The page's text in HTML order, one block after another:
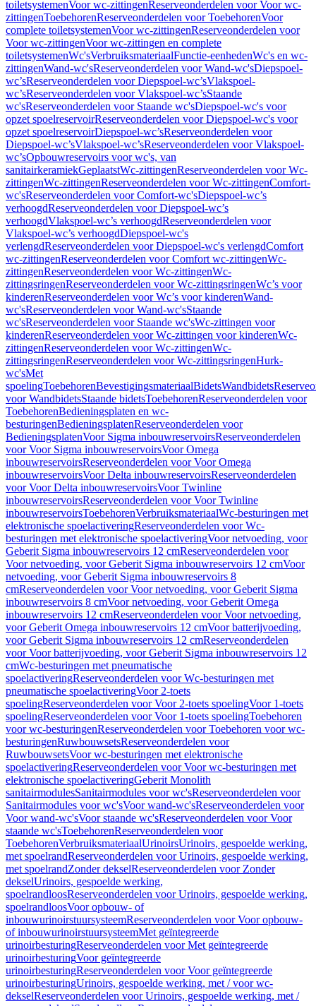
toiletsystemenVoor wc-zittingenReserveonderdelen voor Voor wc-
zittingenToebehorenReserveonderdelen voor ToebehorenVoor
complete toiletsystemenVoor wc-zittingenReserveonderdelen voor
Voor wc-zittingenVoor wc-zittingen en complete
toiletsystemenWc'sVerbruiksmateriaalFunctie-eenhedenWc's en wc-
zittingenWand-wc'sReserveonderdelen voor Wand-wc'sDiepspoel-
wc’sReserveonderdelen voor Diepspoel-wc’sVlakspoel-
wc’sReserveonderdelen voor Vlakspoel-wc’sStaande
wc'sReserveonderdelen voor Staande wc'sDiepspoel-wc's voor
opzet spoelreservoirReserveonderdelen voor Diepspoel-wc's voor
opzet spoelreservoirDiepspoel-wc’sReserveonderdelen voor
Diepspoel-wc’sVlakspoel-wc’sReserveonderdelen voor Vlakspoel-
wc’sOpbouwreservoirs voor wc's, van
sanitairkeramiekGeplaatstWc-zittingenReserveonderdelen voor Wc-
zittingenWc-zittingenReserveonderdelen voor Wc-zittingenComfort-
wc'sReserveonderdelen voor Comfort-wc'sDiepspoel-wc’s
verhoogdReserveonderdelen voor Diepspoel-wc’s
verhoogdVlakspoel-wc’s verhoogdReserveonderdelen voor
Vlakspoel-wc’s verhoogdDiepspoel-wc's
verlengdReserveonderdelen voor Diepspoel-wc's verlengdComfort
wc-zittingenReserveonderdelen voor Comfort wc-zittingenWc-
zittingenReserveonderdelen voor Wc-zittingenWc-
zittingsringenReserveonderdelen voor Wc-zittingsringenWc’s voor
kinderenReserveonderdelen voor Wc’s voor kinderenWand-
wc'sReserveonderdelen voor Wand-wc'sStaande
wc'sReserveonderdelen voor Staande wc'sWc-zittingen voor
kinderenReserveonderdelen voor Wc-zittingen voor kinderenWc-
zittingenReserveonderdelen voor Wc-zittingenWc-
zittingsringenReserveonderdelen voor Wc-zittingsringenHurk-
wc'sMet
spoelingToebehorenBevestigingsmateriaalBidetsWandbidets
voor WandbidetsStaande bidetsToebehorenReserveonderdelen voor
ToebehorenBedieningsplaten en wc-
besturingenBedieningsplatenReserveonderdelen voor
BedieningsplatenVoor Sigma inbouwreservoirsReserveonderdelen
voor Voor Sigma inbouwreservoirsVoor Omega
inbouwreservoirsReserveonderdelen voor Voor Omega
inbouwreservoirsVoor Delta inbouwreservoirsReserveonderdelen
voor Voor Delta inbouwreservoirsVoor Twinline
inbouwreservoirsReserveonderdelen voor Voor Twinline
inbouwreservoirsToebehorenVerbruiksmateriaalWc-besturingen met
elektronische spoelactiveringReserveonderdelen voor Wc-
besturingen met elektronische spoelactiveringVoor netvoeding, voor
Geberit Sigma inbouwreservoirs 12 cmReserveonderdelen voor
Voor netvoeding, voor Geberit Sigma inbouwreservoirs 12 cmVoor
netvoeding, voor Geberit Sigma inbouwreservoirs 8
cmReserveonderdelen voor Voor netvoeding, voor Geberit Sigma
inbouwreservoirs 8 cmVoor netvoeding, voor Geberit Omega
inbouwreservoirs 12 cmReserveonderdelen voor Voor netvoeding,
voor Geberit Omega inbouwreservoirs 12 cmVoor batterijvoeding,
voor Geberit Sigma inbouwreservoirs 12 cmReserveonderdelen
voor Voor batterijvoeding, voor Geberit Sigma inbouwreservoirs 12
cmWc-besturingen met pneumatische
spoelactiveringReserveonderdelen voor Wc-besturingen met
pneumatische spoelactiveringVoor 2-toets
spoelingReserveonderdelen voor Voor 2-toets spoelingVoor 1-toets
spoelingReserveonderdelen voor Voor 1-toets spoelingToebehoren
voor wc-besturingenReserveonderdelen voor Toebehoren voor wc-
besturingenRuwbouwsetsReserveonderdelen voor
RuwbouwsetsVoor wc-besturingen met elektronische
spoelactiveringReserveonderdelen voor Voor wc-besturingen met
elektronische spoelactiveringGeberit Monolith
sanitairmodulesSanitairmodules voor wc'sReserveonderdelen voor
Sanitairmodules voor wc'sVoor wand-wc'sReserveonderdelen voor
Voor wand-wc'sVoor staande wc'sReserveonderdelen voor Voor
staande wc'sToebehorenReserveonderdelen voor
ToebehorenVerbruiksmateriaalUrinoirsUrinoirs, gespoelde werking,
met spoelrandReserveonderdelen voor Urinoirs, gespoelde werking,
met spoelrandZonder dekselReserveonderdelen voor Zonder
dekselUrinoirs, gespoelde werking,
spoelrandloosReserveonderdelen voor Urinoirs, gespoelde werking,
spoelrandloosVoor opbouw- of
inbouwurinoirstuursysteemReserveonderdelen voor Voor opbouw-
of inbouwurinoirstuursysteemMet geïntegreerde
urinoirbesturingReserveonderdelen voor Met geïntegreerde
urinoirbesturingVoor geïntegreerde
urinoirbesturingReserveonderdelen voor Voor geïntegreerde
urinoirbesturingUrinoirs, gespoelde werking, met / voor wc-
dekselReserveonderdelen voor Urinoirs, gespoelde werking, met /